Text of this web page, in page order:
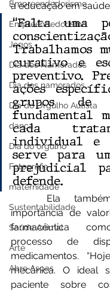
Empreendedorismo
Empreendedorismo
Jogos
Dia dos Namorados
Dia dos namorados
Dia do Orgulho Autista
dança
Dia do orgulho
Fotografia
maternidade
Sustentabilidade
Saúde Animal
Arte
Abre Aspas
à educação em
“Falta uma
Trabalhamos
curativo e
preventivo.
ações
grupos de
fundamental
cada
individual e
serve para
prejudicial
defende.
importância de
farmacêutica
processo de
medicamentos.
mecânica. O ideal
paciente sobre